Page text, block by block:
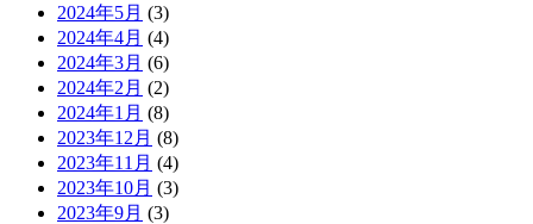
2024年5月 (3)
2024年4月 (4)
2024年3月 (6)
2024年2月 (2)
2024年1月 (8)
2023年12月 (8)
2023年11月 (4)
2023年10月 (3)
2023年9月 (3)